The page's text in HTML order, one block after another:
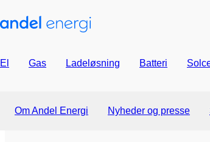
El Gas Ladeløsning Batteri
Om Andel Energi Nyheder og presse